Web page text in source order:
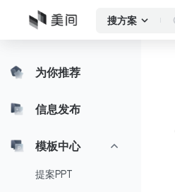
搜方案
为你推荐
信息发布
模板中心
提案PPT